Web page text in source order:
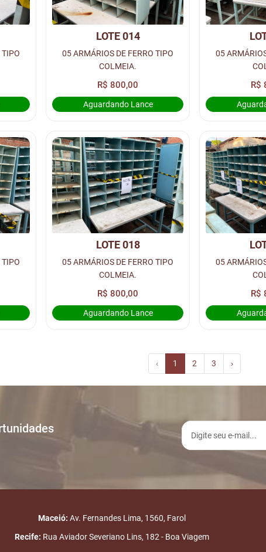
TIPO
LOTE 014
05 ARMÁRIOS DE FERRO TIPO
COLMEIA.
R$ 800,00
Aguardando Lance
05
R$
TIPO
LOTE 018
05 ARMÁRIOS DE FERRO TIPO
COLMEIA.
R$ 800,00
Aguardando Lance
05
R$
‹ 1 2 3 ›
Maceió: Av. Fernandes Lima, 1560, Farol
Recife: Rua Aviador Severiano Lins, 182 - Boa Viagem